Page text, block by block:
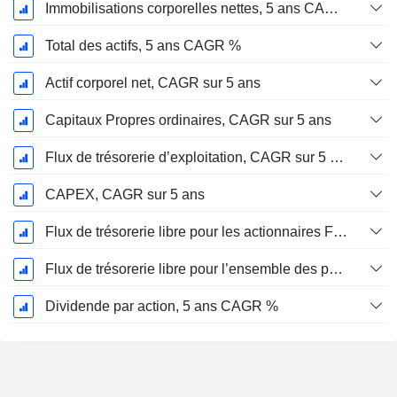
Immobilisations corporelles nettes, 5 ans CAGR %
Total des actifs, 5 ans CAGR %
Actif corporel net, CAGR sur 5 ans
Capitaux Propres ordinaires, CAGR sur 5 ans
Flux de trésorerie d’exploitation, CAGR sur 5 ans
CAPEX, CAGR sur 5 ans
Flux de trésorerie libre pour les actionnaires FCFE, CAGR sur 5 ans
Flux de trésorerie libre pour l’ensemble des pourvoyeurs de fonds (créanciers et actionnaires) FCFF, CAGR sur 5 ans
Dividende par action, 5 ans CAGR %